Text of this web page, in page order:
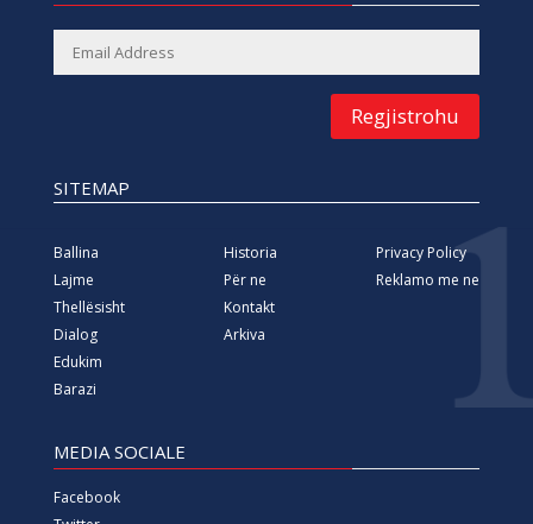
Regjistrohu
SITEMAP
Ballina
Lajme
Thellësisht
Dialog
Edukim
Barazi
Historia
Për ne
Kontakt
Arkiva
Privacy Policy
Reklamo me ne
MEDIA SOCIALE
Facebook